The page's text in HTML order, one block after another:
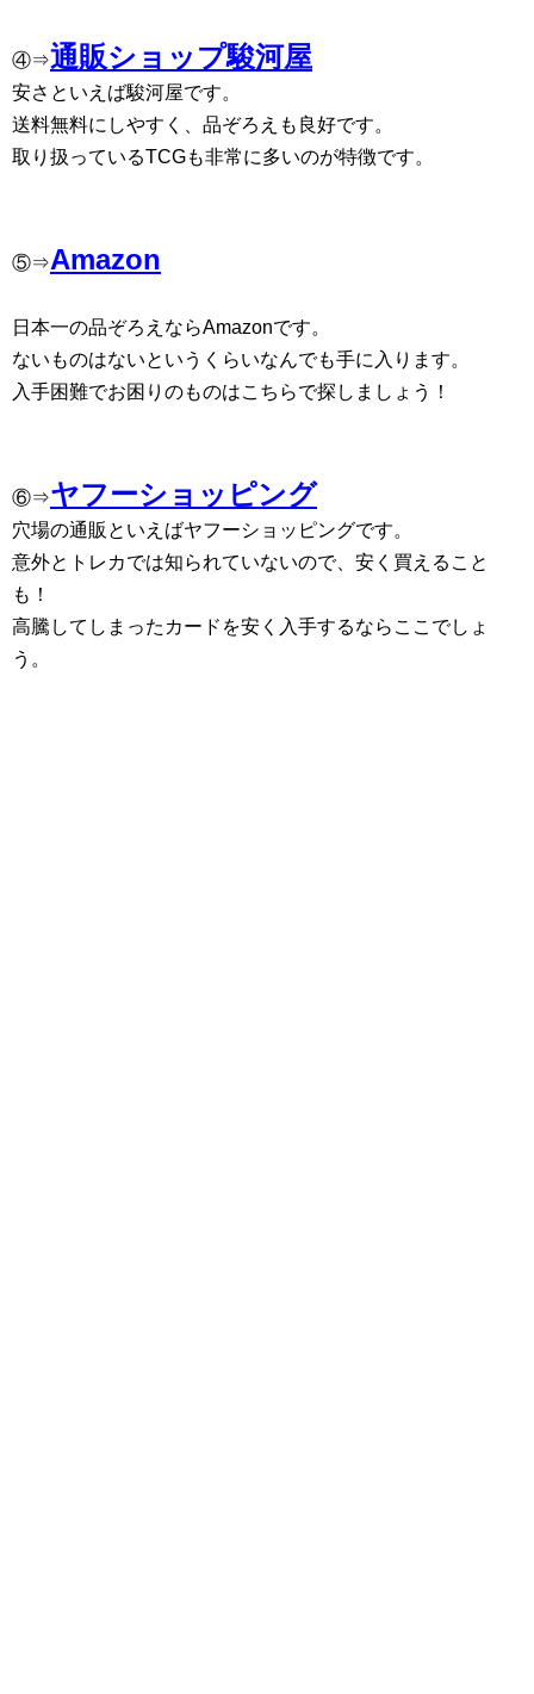
④⇒通販ショップ駿河屋
安さといえば駿河屋です。
送料無料にしやすく、品ぞろえも良好です。
取り扱っているTCGも非常に多いのが特徴です。
⑤⇒Amazon
日本一の品ぞろえならAmazonです。
ないものはないというくらいなんでも手に入ります。
入手困難でお困りのものはこちらで探しましょう！
⑥⇒ヤフーショッピング
穴場の通販といえばヤフーショッピングです。
意外とトレカでは知られていないので、安く買えること
も！
高騰してしまったカードを安く入手するならここでしょ
う。